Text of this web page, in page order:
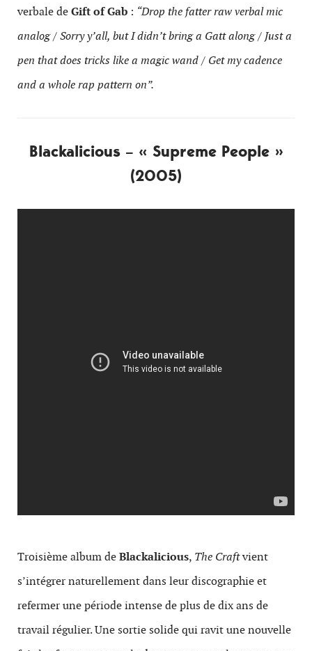
verbale deGift of Gab : “Drop the fatter raw verbal mic
analog / Sorry y’all, but I didn’t bring a Gatt along / Just a
pen that does tricks like a magic wand / Get my cadence
and a whole rap pattern on”.
Blackalicious – « Supreme People »
(2005)
Troisième album deBlackalicious, The Craftvient
s’intégrer naturellement dans leur discographie et
refermer une période intense de plus de dix ans de
travail régulier. Une sortie solide qui ravit une nouvelle